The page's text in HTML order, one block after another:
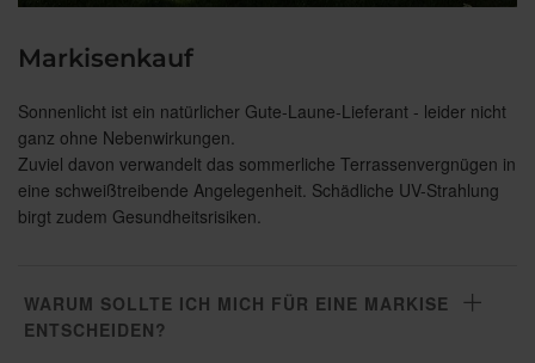
Markisenkauf
Sonnenlicht ist ein natürlicher Gute-Laune-Lieferant - leider nicht
ganz ohne Nebenwirkungen.
Zuviel davon verwandelt das sommerliche Terrassenvergnügen in
eine schweißtreibende Angelegenheit. Schädliche UV-Strahlung
birgt zudem Gesundheitsrisiken.
WARUM SOLLTE ICH MICH FÜR EINE MARKISE
ENTSCHEIDEN?